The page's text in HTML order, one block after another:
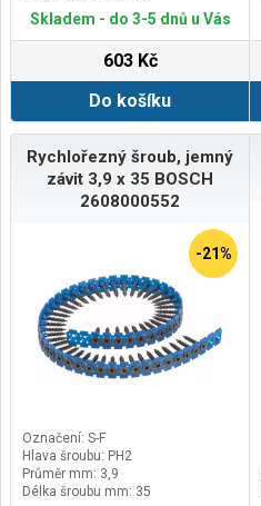
Skladem - do 3-5 dnů u Vás
603 Kč
Do košíku
Rychlořezný šroub, jemný
závit 3,9 x 35 BOSCH
2608000552
-21%
Označení: S-F
Hlava šroubu: PH2
Průměr mm: 3,9
Délka šroubu mm: 35